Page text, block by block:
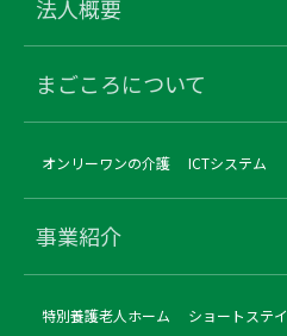
法人概要
まごころについて
オンリーワンの介護 ICTシステム
事業紹介
特別養護老人ホーム ショートステイ